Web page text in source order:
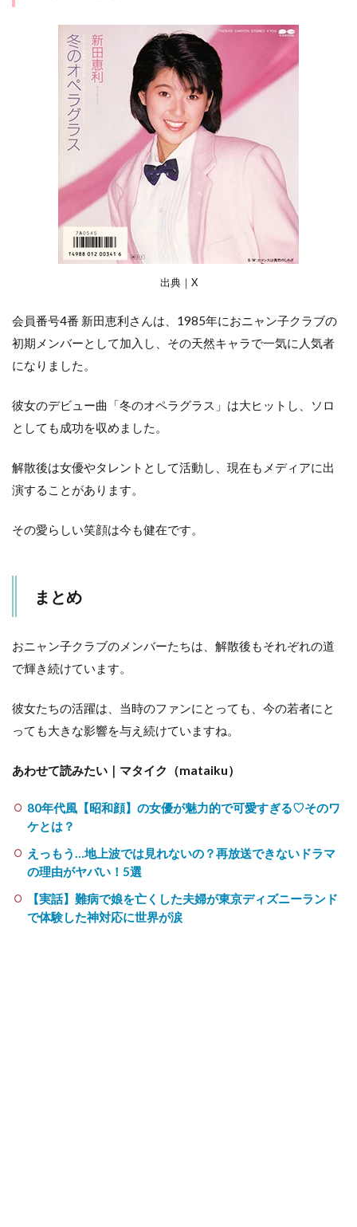
出典｜X
会員番号4番 新田恵利さんは、1985年におニャン子クラブの
初期メンバーとして加入し、その天然キャラで一気に人気者
になりました。
彼女のデビュー曲「冬のオペラグラス」は大ヒットし、ソロ
としても成功を収めました。
解散後は女優やタレントとして活動し、現在もメディアに出
演することがあります。
その愛らしい笑顔は今も健在です。
まとめ
おニャン子クラブのメンバーたちは、解散後もそれぞれの道
で輝き続けています。
彼女たちの活躍は、当時のファンにとっても、今の若者にと
っても大きな影響を与え続けていますね。
あわせて読みたい｜マタイク（mataiku）
80年代風【昭和顔】の女優が魅力的で可愛すぎる♡そのワ
ケとは？
えっもう…地上波では見れないの？再放送できないドラマ
の理由がヤバい！5選
【実話】難病で娘を亡くした夫婦が東京ディズニーランド
で体験した神対応に世界が涙